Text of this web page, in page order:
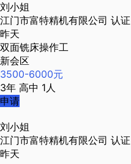
刘小姐
江门市富特精机有限公司 认证
昨天
双面铣床操作工
新会区
3500-6000元
3年 高中 1人
申请
刘小姐
江门市富特精机有限公司 认证
昨天